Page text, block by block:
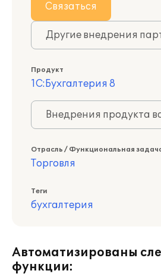
Связаться
Другие внедрения
Продукт
1С:Бухгалтерия 8
Внедрения продукта
Отрасль / Функциональная
Торговля
Теги
бухгалтерия
Автоматизированы
функции: